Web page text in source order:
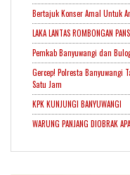
Bertajuk Konser Amal Untuk
LAKA LANTAS ROMBONGAN
Pemkab Banyuwangi dan
Gercep! Polresta Banyuwangi
Satu Jam
KPK KUNJUNGI BANYUWANGI
WARUNG PANJANG DIOBRAK